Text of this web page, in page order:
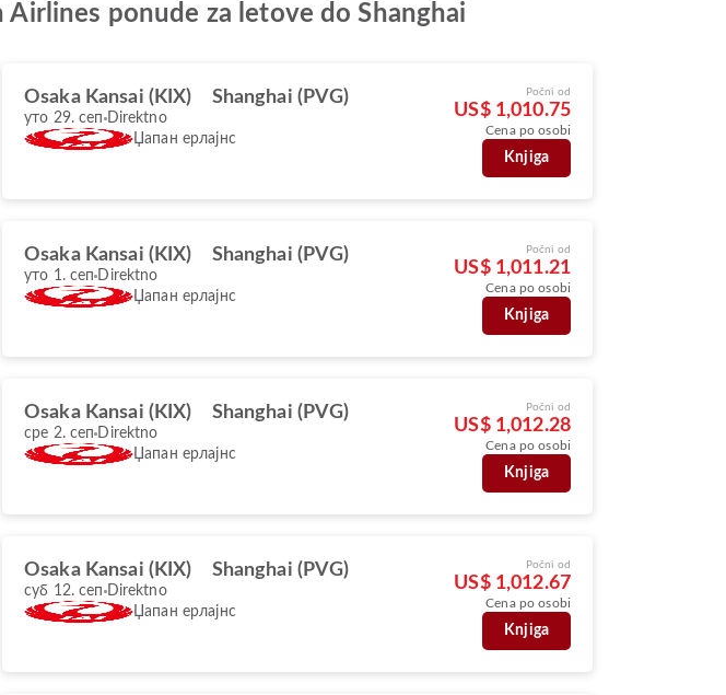
ponude za letove do Shanghai
Osaka Kansai (KIX) Shanghai (PVG)
уто 29. сеп Direktno
Џапан ерлајнс
Počni od
US$ 1,010.75
Cena po osobi
Knjiga
Osaka Kansai (KIX) Shanghai (PVG)
уто 1. сеп Direktno
Џапан ерлајнс
Počni od
US$ 1,011.21
Cena po osobi
Knjiga
Osaka Kansai (KIX) Shanghai (PVG)
сре 2. сеп Direktno
Џапан ерлајнс
Počni od
US$ 1,012.28
Cena po osobi
Knjiga
Osaka Kansai (KIX) Shanghai (PVG)
суб 12. сеп Direktno
Џапан ерлајнс
Počni od
US$ 1,012.67
Cena po osobi
Knjiga